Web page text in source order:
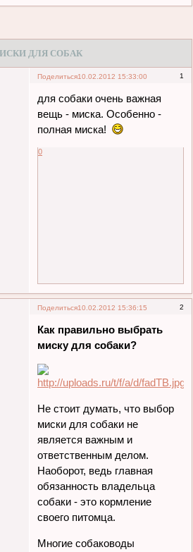
ДЛЯ СОБАК
Поделиться 1
10.02.2012 15:33:00
для собаки очень важная
вещь - миска. Особенно -
полная миска!
0
Поделиться 2
10.02.2012 15:36:15
Как правильно выбрать
миску для собаки?
Не стоит думать, что выбор
миски для собаки не
является важным и
ответственным делом.
Наоборот, ведь главная
обязанность владельца
собаки - это кормление
своего питомца.
Многие собаководы